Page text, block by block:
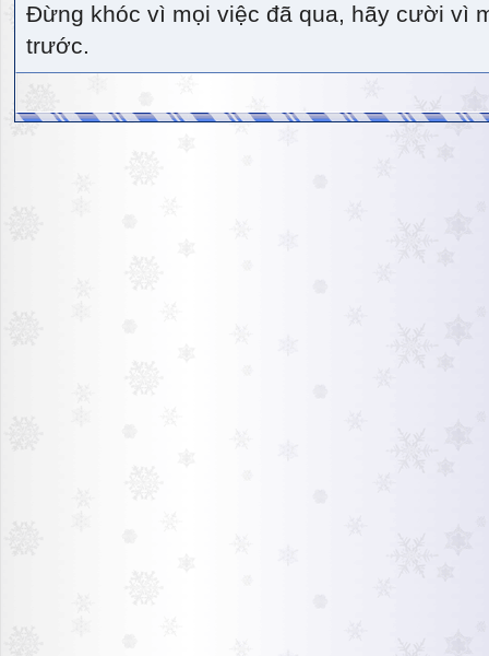
Đừng khóc vì mọi việc đã qua, hãy cười vì
trước.